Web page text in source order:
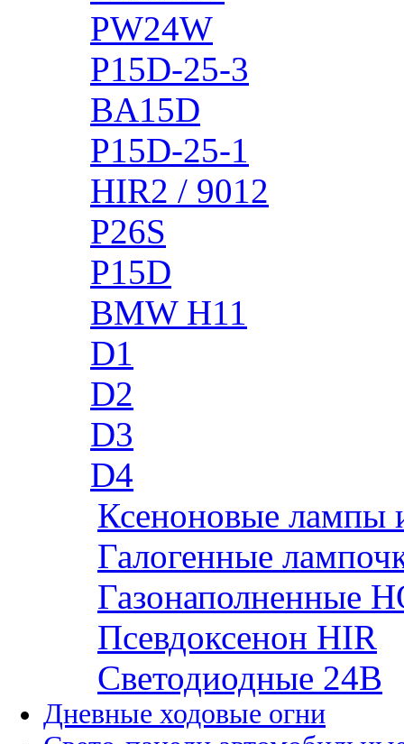
PW24W
P15D-25-3
BA15D
P15D-25-1
HIR2 / 9012
P26S
P15D
BMW H11
D1
D2
D3
D4
Ксеноновые лампы
Галогенные
Газонаполненные
Псевдоксенон HIR
Cветодиодные 24B
Дневные ходовые огни